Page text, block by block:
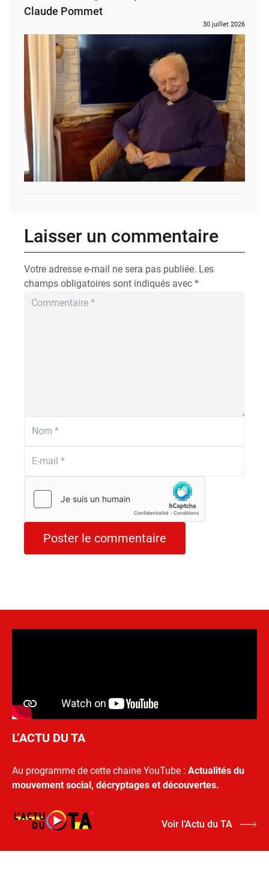
Claude Pommet
30 juillet 2026
Laisser un commentaire
Votre adresse e-mail ne sera pas publiée. Les
champs obligatoires sont indiqués avec *
L’ACTU DU TA
Au programme de cette chaine YouTube : Actualités du
mouvement social, décryptages et découvertes.
Voir l’Actu du TA